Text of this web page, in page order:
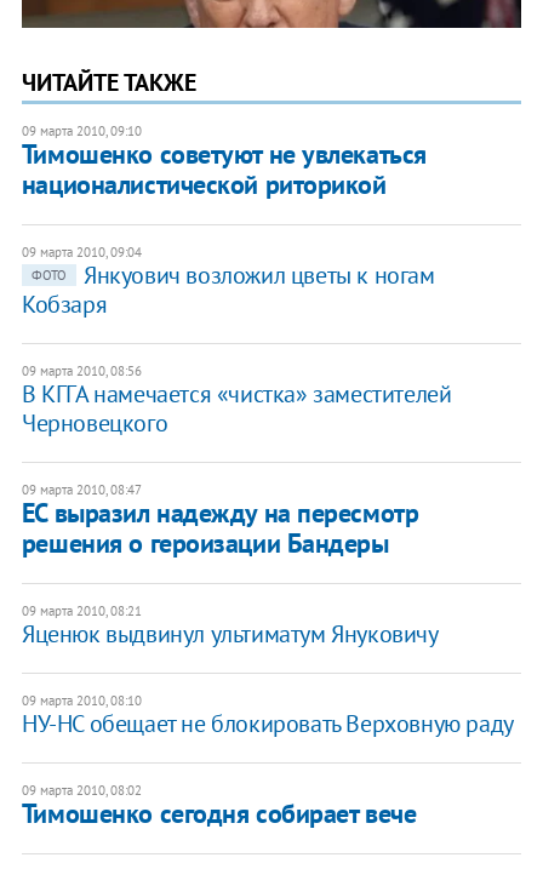
ЧИТАЙТЕ ТАКЖЕ
09 марта 2010, 09:10
Тимошенко советуют не увлекаться
националистической риторикой
09 марта 2010, 09:04
ФОТО
Янкуович возложил цветы к ногам
Кобзаря
09 марта 2010, 08:56
В КГГА намечается «чистка» заместителей
Черновецкого
09 марта 2010, 08:47
ЕС выразил надежду на пересмотр
решения о героизации Бандеры
09 марта 2010, 08:21
Яценюк выдвинул ультиматум Януковичу
09 марта 2010, 08:10
НУ-НС обещает не блокировать Верховную раду
09 марта 2010, 08:02
Тимошенко сегодня собирает вече